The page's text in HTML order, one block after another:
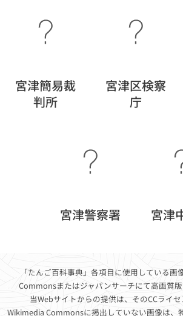
宮津簡易裁
判所
宮津区検察
庁
宮津警察署 宮津
「たんご百科事典」各項目に使用している画
Commonsまたはジャパンサーチにて高画質版
当Webサイトからの提供は、そのCCライセ
Wikimedia Commonsに掲出していない画像は、